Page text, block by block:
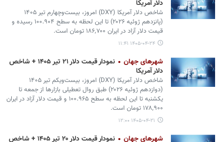
دلار آمریکا
شاخص دلار آمریکا (DXY) امروز، بیست‌وچهارم تیر ۱۴۰۵
(پانزدهم ژوئیه ۲۰۲۶) تا این لحظه به سطح ۱۰۰.۹۰۴ رسیده و
قیمت دلار آزاد در ایران ۱۸۶,۷۰۰ تومان است.
۱۴۰۵-۰۴-۲۴ ۱۱:۴۱
شهرهای جهان
نمودار قیمت دلار ۲۱ تیر ۱۴۰۵ + شاخص
دلار آمریکا
شاخص دلار آمریکا (DXY) امروز، بیست‌ویکم تیر ۱۴۰۵
(دوازدهم ژوئیه ۲۰۲۶) طبق روال تعطیلی بازارها از جمعه تا
یکشنبه تا این لحظه به سطح ۱۰۰.۹۶۵ و قیمت دلار آزاد در ایران
۱۷۸,۹۰۰ تومان است.
۱۴۰۵-۰۴-۲۱ ۱۲:۰۰
شهرهای جهان
نمودار قیمت دلار ۲۰ تیر ۱۴۰۵ + شاخص